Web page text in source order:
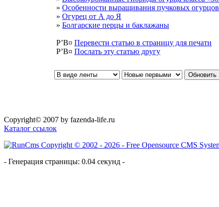
» Особенности выращивания пучковых огурцов
» Огурец от А до Я
» Болгарские перцы и баклажаны
Р’В¤ Перевести статью в страницу для печати
Р’В¤ Послать эту cтатью другу
Copyright© 2007 by fazenda-life.ru
Каталог ссылок
- Генерация страницы: 0.04 секунд -